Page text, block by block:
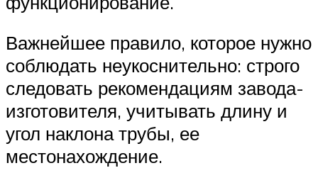
Важнейшее правило, которое нужно
соблюдать неукоснительно: строго
следовать рекомендациям завода-
изготовителя, учитывать длину и
угол наклона трубы, ее
местонахождение.